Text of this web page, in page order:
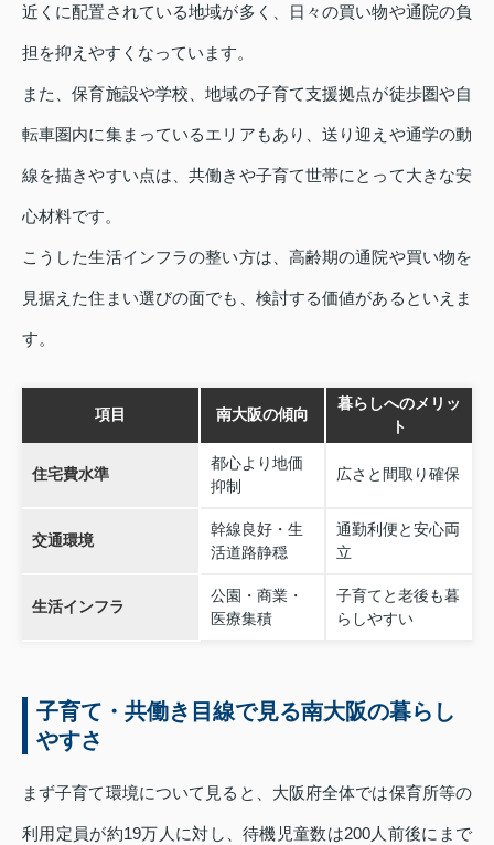
近くに配置されている地域が多く、日々の買い物や通院の負
担を抑えやすくなっています。
また、保育施設や学校、地域の子育て支援拠点が徒歩圏や自
転車圏内に集まっているエリアもあり、送り迎えや通学の動
線を描きやすい点は、共働きや子育て世帯にとって大きな安
心材料です。
こうした生活インフラの整い方は、高齢期の通院や買い物を
見据えた住まい選びの面でも、検討する価値があるといえま
す。
項目 南大阪の傾向
暮らしへのメリッ
ト
住宅費水準
都心より地価
抑制
広さと間取り確保
交通環境
幹線良好・生
活道路静穏
通勤利便と安心両
立
生活インフラ
公園・商業・
医療集積
子育てと老後も暮
らしやすい
子育て・共働き目線で見る南大阪の暮らし
やすさ
まず子育て環境について見ると、大阪府全体では保育所等の
利用定員が約19万人に対し、待機児童数は200人前後にまで